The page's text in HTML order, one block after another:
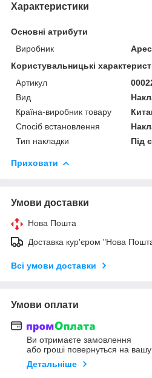
Характеристики
Основні атрибути
Виробник
Користувальницькі
Артикул
Вид
Країна-виробник товару
Спосіб встановлення
Тип накладки
Під
Приховати
Умови доставки
Нова Пошта
Доставка кур'єром "Нова
Всі умови доставки
Умови оплати
Ви отримаєте замовлення
або гроші повернуться на вашу
Детальніше